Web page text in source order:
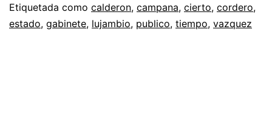
Etiquetada como calderon, campana, cierto, cordero,
estado, gabinete, lujambio, publico, tiempo, vazquez